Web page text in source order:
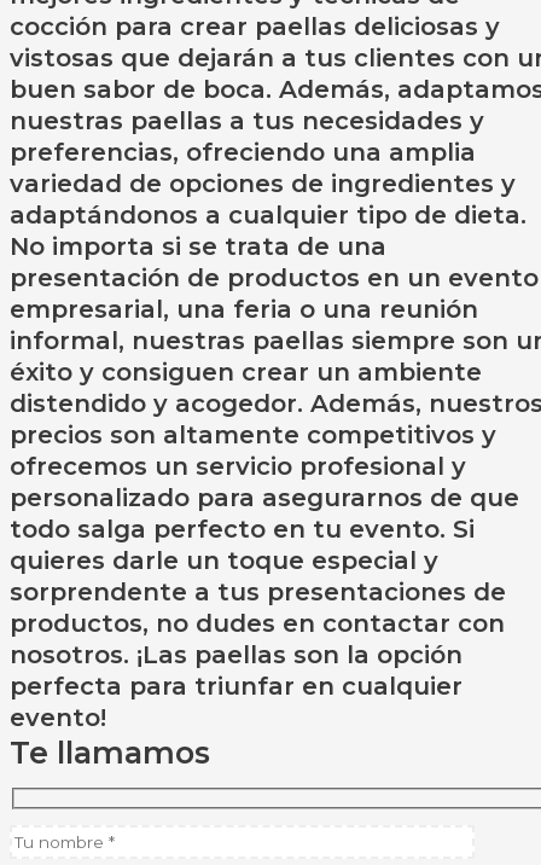
cocción para crear paellas deliciosas y
vistosas que dejarán a tus clientes con
buen sabor de boca. Además,
nuestras paellas a tus necesidades y
preferencias, ofreciendo una amplia
variedad de opciones de ingredientes y
adaptándonos a cualquier tipo de dieta.
No importa si se trata de una
presentación de productos en un evento
empresarial, una feria o una reunión
informal, nuestras paellas siempre son
éxito y consiguen crear un ambiente
distendido y acogedor. Además,
precios son altamente competitivos y
ofrecemos un servicio profesional y
personalizado para asegurarnos de que
todo salga perfecto en tu evento. Si
quieres darle un toque especial y
sorprendente a tus presentaciones de
productos, no dudes en contactar con
nosotros. ¡Las paellas son la opción
perfecta para triunfar en cualquier
evento!
Te llamamos